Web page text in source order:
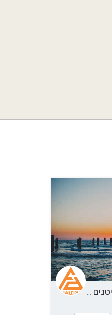
פיינל דראם - Final Drum - תקליטנים - DJ, נגן / הרכב מוזיקלי, שירותי מוזיקה